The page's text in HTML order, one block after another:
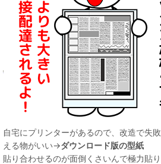
自宅にプリンターがあるので、改造で失
える物がいい→ダウンロード版の型紙
貼り合わせるのが面倒くさいんで極力貼